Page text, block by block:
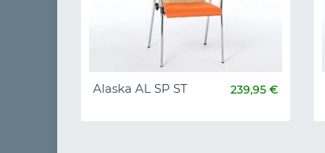
Alaska AL SP ST 239,95 €